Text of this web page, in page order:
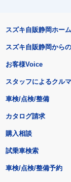
スズキ自販静岡ホーム
スズキ自販静岡から
お客様Voice
スタッフによるクル
車検/点検/整備
カタログ請求
購入相談
試乗車検索
車検/点検/整備予約